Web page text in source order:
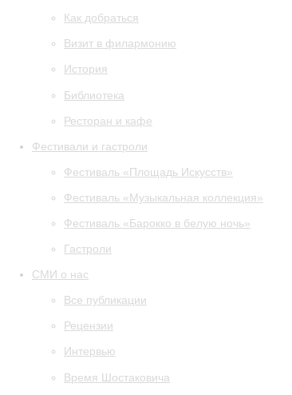
Как добраться
Визит в филармонию
История
Библиотека
Ресторан и кафе
Фестивали и гастроли
Фестиваль «Площадь Искусств»
Фестиваль «Музыкальная коллекция»
Фестиваль «Барокко в белую ночь»
Гастроли
СМИ о нас
Все публикации
Рецензии
Интервью
Время Шостаковича